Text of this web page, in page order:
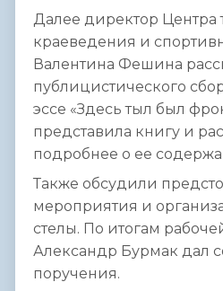
Далее директор Центра
краеведения и
Валентина Фешина
публицистического
эссе «Здесь тыл был
представила книгу и
подробнее о ее
Также обсудили
мероприятия и
стелы. По итогам
Александр Бурмак дал
поручения.